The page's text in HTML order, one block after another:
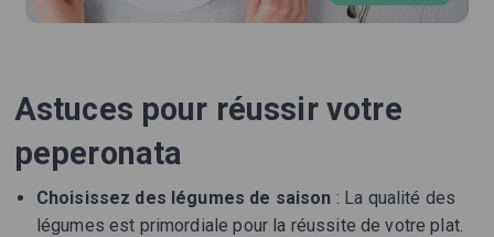
Astuces pour réussir votre
peperonata
Choisissez des légumes de saison : La qualité des
légumes est primordiale pour la réussite de votre plat.